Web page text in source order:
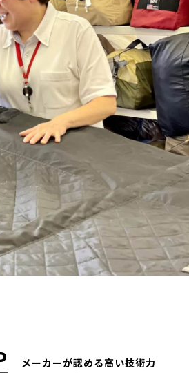
メーカーが認める高い技術力